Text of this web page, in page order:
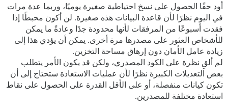
أود حقًا الحصول على نسخ احتياطية صغيرة يوميًا، وربما عدة مرات
في اليوم نظرًا لأن قاعدة البيانات هذه صغيرة. لن أكون محبطًا إذا
فقدت أسبوعًا من المرفقات لأنها محدودة جدًا وعادةً ما يمكن
للأشخاص العثور على مصدرها مرة أخرى. يمكن أن يؤدي هذا إلى
زيادة عامل الأمان دون إرهاق مساحة التخزين.
لم ألقِ نظرة على الكود المصدري، ولكن قد يكون الأمر يتطلب
بعض التعديلات الكبيرة نظرًا لأن عمليات الاستعادة ستحتاج إلى أن
تكون كيانات منفصلة، أو على الأقل القدرة على الحصول على نقاط
استعادة مختلفة للمصدرين.